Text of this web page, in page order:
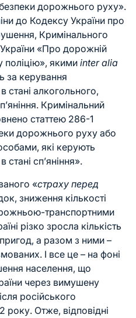
дорожнього руху».
до Кодексу України про
Кримінального
«Про дорожній
поліцію», якими inter alia
за керування
стані алкогольного,
Кримінальний
статтею 286-1
дорожнього руху або
які керують
сп’яніння».
«страху перед
зниження кількості
транспортними
різко зросла кількість
а разом з ними –
І все це – на фоні
населення, що
через вимушену
російського
Отже, відповідні